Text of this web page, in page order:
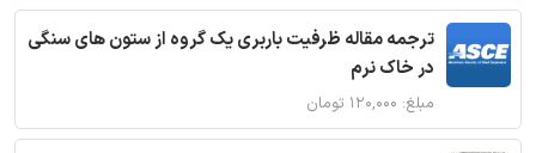
ترجمه مقاله ظرفیت باربری یک گروه از ستون های سنگی
در خاک نرم
مبلغ: ۱۲۰,۰۰۰ تومان